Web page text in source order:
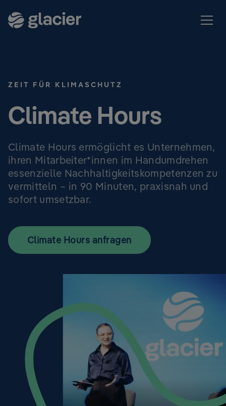
ZEIT FÜR KLIMASCHUTZ
Climate Hours
Climate Hours ermöglicht es Unternehmen,
ihren Mitarbeiter*innen im Handumdrehen
essenzielle Nachhaltigkeitskompetenzen zu
vermitteln – in 90 Minuten, praxisnah und
sofort umsetzbar.
Climate Hours anfragen